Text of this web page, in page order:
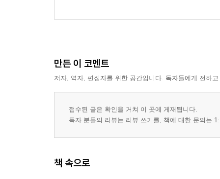
만든 이 코멘트
저자, 역자, 편집자를 위한 공간입니다. 독자들에게 전하
접수된 글은 확인을 거쳐 이 곳에 게재됩니다.
독자 분들의 리뷰는 리뷰 쓰기를, 책에 대한 문의는
책 속으로